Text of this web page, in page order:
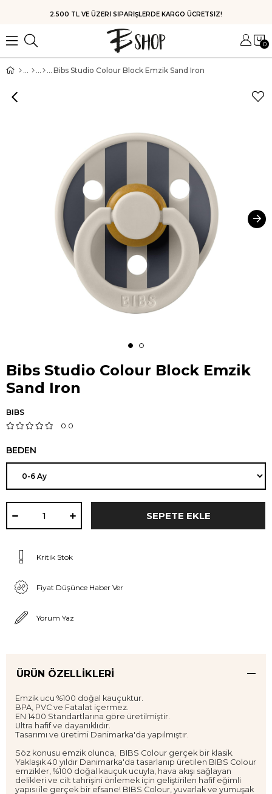
HIZLI KARGO
0
Bibs Studio Colour Block Emzik Sand Iron
Bibs Studio Colour Block Emzik
Sand Iron
BIBS
0.0
BEDEN
Kritik Stok
Fiyat Düşünce Haber Ver
Yorum Yaz
ÜRÜN ÖZELLIKLERI
Emzik ucu %100 doğal kauçuktur.
BPA, PVC ve Fatalat içermez.
EN 1400 Standartlarına göre üretilmiştir.
Ultra hafif ve dayanıklıdır.
Tasarımı ve üretimi Danimarka'da yapılmıştır.
Söz konusu emzik olunca, BIBS Colour gerçek bir klasik.
Yaklaşık 40 yıldır Danimarka'da tasarlanıp üretilen BIBS Colour
emzikler, %100 doğal kauçuk ucuyla, hava akışı sağlayan
delikleri ve cilt tahrişini önlemek için geliştirilen hafif eğimli
yapısı ile gerçek bir efsane! BIBS Colour, yuvarlak ve yumuşak